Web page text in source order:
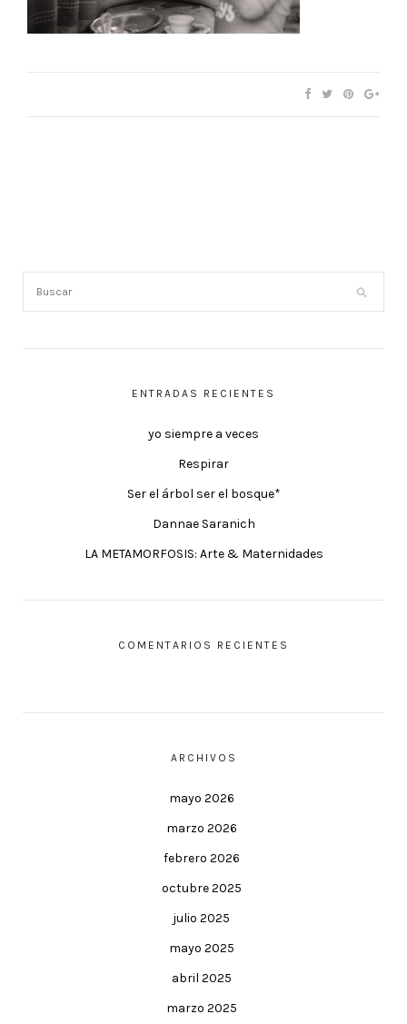
ENTRADAS RECIENTES
yo siempre a veces
Respirar
Ser el árbol ser el bosque*
Dannae Saranich
LA METAMORFOSIS: Arte & Maternidades
COMENTARIOS RECIENTES
ARCHIVOS
mayo 2026
marzo 2026
febrero 2026
octubre 2025
julio 2025
mayo 2025
abril 2025
marzo 2025